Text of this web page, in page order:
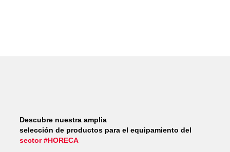
Descubre nuestra amplia
selección de productos para el equipamiento del
sector #HORECA